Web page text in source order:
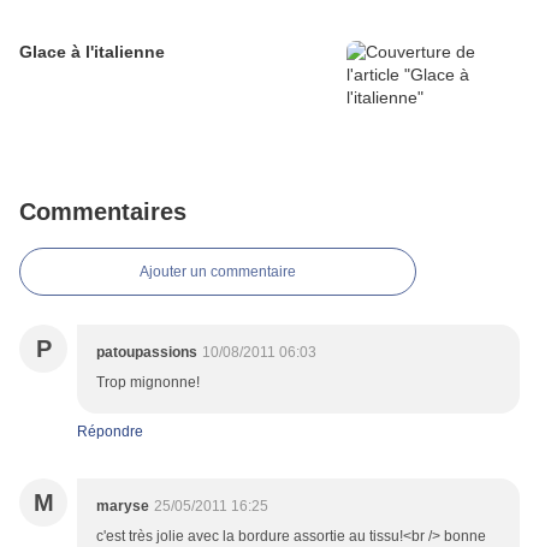
Glace à l'italienne
Commentaires
Ajouter un commentaire
P patoupassions 10/08/2011 06:03
Trop mignonne!
Répondre
M maryse 25/05/2011 16:25
c'est très jolie avec la bordure assortie au tissu!<br /> bonne